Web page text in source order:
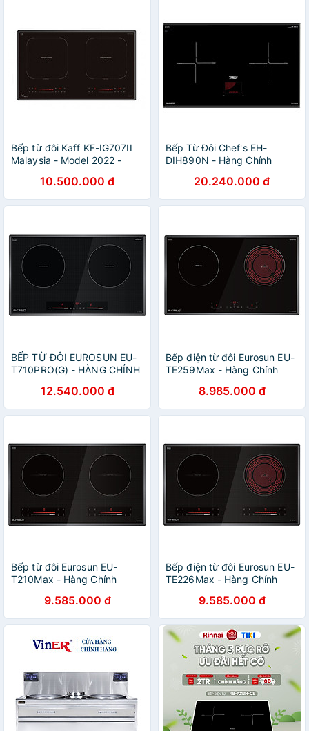
Bếp từ đôi Kaff KF-IG707II
Malaysia - Model 2022 -
10.500.000 đ
Bếp Từ Đôi Chef's EH-
DIH890N - Hàng Chính
20.240.000 đ
BẾP TỪ ĐÔI EUROSUN EU-
T710PRO(G) - HÀNG CHÍNH
12.540.000 đ
Bếp điện từ đôi Eurosun EU-
TE259Max - Hàng Chính
8.985.000 đ
Bếp từ đôi Eurosun EU-
T210Max - Hàng Chính
9.585.000 đ
Bếp điện từ đôi Eurosun EU-
TE226Max - Hàng Chính
9.585.000 đ